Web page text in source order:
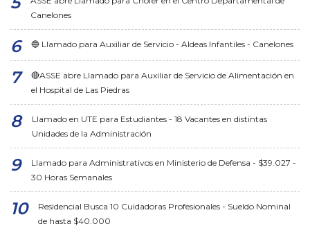
Canelones
🔵 Llamado para Auxiliar de Servicio - Aldeas Infantiles - Canelones
🔴ASSE abre Llamado para Auxiliar de Servicio de Alimentación en
el Hospital de Las Piedras
Llamado en UTE para Estudiantes - 18 Vacantes en distintas
Unidades de la Administración
Llamado para Administrativos en Ministerio de Defensa - $39.027 -
30 Horas Semanales
Residencial Busca 10 Cuidadoras Profesionales - Sueldo Nominal
de hasta $40.000